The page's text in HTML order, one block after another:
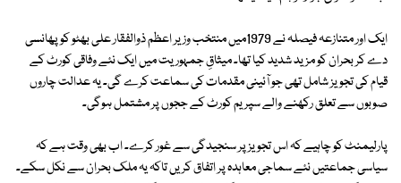
ایک اور متنازعہ فیصلہ نے 1979میں منتخب وزیر اعظم ذوالفقار علی بھٹو کو پھانسی
دے کر بحران کو مزید شدید کیا تھا۔ میثاقِ جمہوریت میں ایک نئے وفاقی کورٹ کے
قیام کی تجویز شامل تھی جو آئینی مقدمات کی سماعت کرے گی۔ یہ عدالت چاروں
صوبوں سے تعلق رکھنے والے سپریم کورٹ کے ججوں پر مشتمل ہوگی۔
پارلیمنٹ کو چاہیے کہ اس تجویز پر سنجیدگی سے غور کرے۔ اب بھی وقت ہے کہ
سیاسی جماعتیں نئے سماجی معاہدہ پر اتفاق کریں تاکہ یہ ملک بحران سے نکل سکے۔